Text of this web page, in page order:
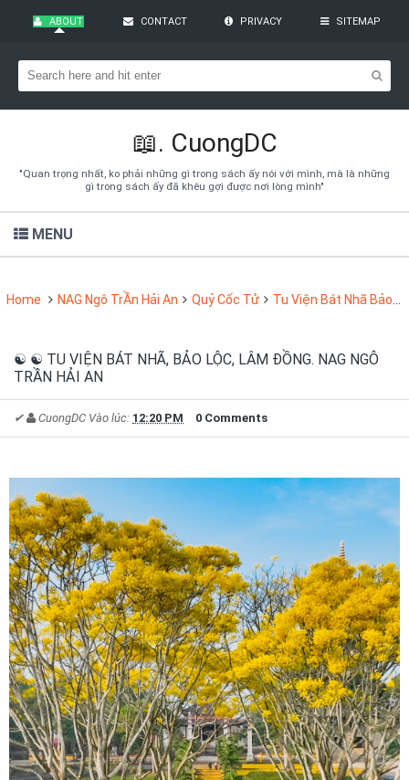
ABOUT CONTACT PRIVACY SITEMAP
📖. CuongDC
"Quan trọng nhất, ko phải những gì trong sách ấy nói với mình, mà là những
gì trong sách ấy đã khêu gợi được nơi lòng mình"
MENU
Home NAG Ngô TrẦn Hải An Quỷ Cốc Tử Tu Viện Bát Nhã Bảo Lộc
☯︎ ☯︎ TU VIỆN BÁT NHÃ, BẢO LỘC, LÂM ĐỒNG. NAG NGÔ
TRẦN HẢI AN
✔ CuongDC Vào lúc: 12:20 PM 0 Comments
Bạn đang cần tìm kiếm gì?
Theo dõi blog qua Email
Hãy đăng kí theo dõi blog để cập nhật những thủ thuật blogger,